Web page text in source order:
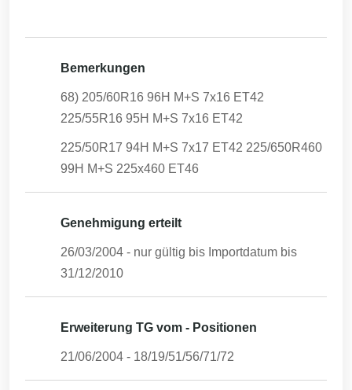
Bemerkungen
68) 205/60R16 96H M+S 7x16 ET42
225/55R16 95H M+S 7x16 ET42
225/50R17 94H M+S 7x17 ET42 225/650R460
99H M+S 225x460 ET46
Genehmigung erteilt
26/03/2004 - nur gültig bis Importdatum bis
31/12/2010
Erweiterung TG vom - Positionen
21/06/2004 - 18/19/51/56/71/72